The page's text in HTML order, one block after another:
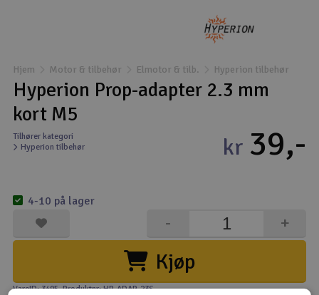
Droner til FPV
Fly
Helikopter
Modelbygg og byggesæt
Modeljernbane
Motor & tilbehør
Hjem Motor & tilbehør Elmotor & tilb. Hyperion tilbehør
Hyperion Prop-adapter 2.3 mm
kort M5
Tilhører kategori
Hyperion tilbehør
kr 39,-
Kjøp
+
-
4-10 på lager
VareID: 3495, Produktnr: HP-ADAP-23S